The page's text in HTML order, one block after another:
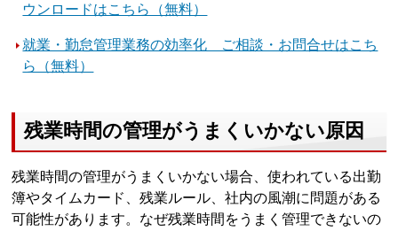
ウンロードはこちら（無料）
就業・勤怠管理業務の効率化 ご相談・お問合せはこち
ら（無料）
残業時間の管理がうまくいかない原因
残業時間の管理がうまくいかない場合、使われている出勤
簿やタイムカード、残業ルール、社内の風潮に問題がある
可能性があります。なぜ残業時間をうまく管理できないの